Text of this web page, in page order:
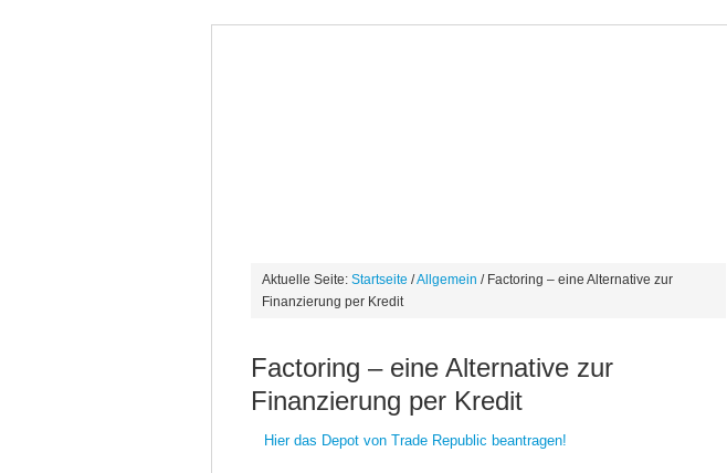
Aktuelle Seite: Startseite /Allgemein / Factoring – eine Alternative zur
Finanzierung per Kredit
Factoring – eine Alternative zur
Finanzierung per Kredit
Hier das Depot von Trade Republic beantragen!